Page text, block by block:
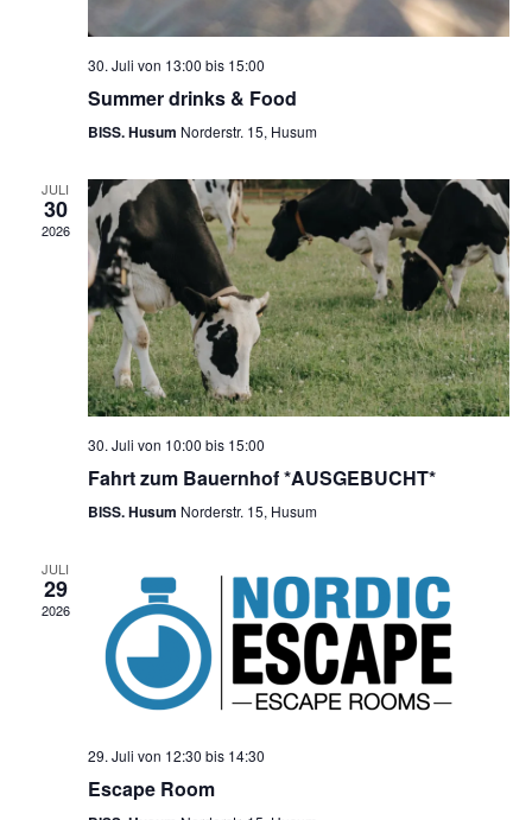
30. Juli von 13:00 bis 15:00
Summer drinks & Food
BISS. Husum Norderstr. 15, Husum
JULI
30
2026
30. Juli von 10:00 bis 15:00
Fahrt zum Bauernhof *AUSGEBUCHT*
BISS. Husum Norderstr. 15, Husum
JULI
29
2026
29. Juli von 12:30 bis 14:30
Escape Room